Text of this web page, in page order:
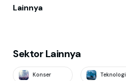
Lainnya
Sektor Lainnya
Konser Teknologi